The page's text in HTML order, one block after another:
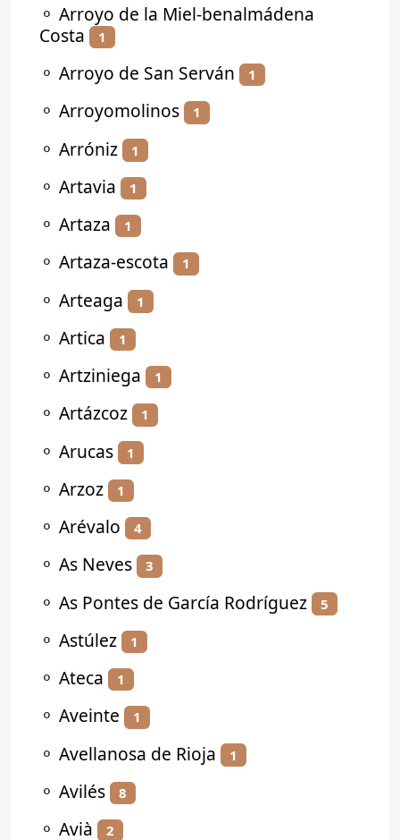
⚬ Arroyo de la Miel-benalmádena
Costa
1
⚬ Arroyo de San Serván 1
⚬ Arroyomolinos 1
⚬ Arróniz 1
⚬ Artavia 1
⚬ Artaza 1
⚬ Artaza-escota 1
⚬ Arteaga 1
⚬ Artica 1
⚬ Artziniega 1
⚬ Artázcoz 1
⚬ Arucas 1
⚬ Arzoz 1
⚬ Arévalo 4
⚬ As Neves 3
⚬ As Pontes de García Rodríguez 5
⚬ Astúlez 1
⚬ Ateca 1
⚬ Aveinte 1
⚬ Avellanosa de Rioja 1
⚬ Avilés 8
⚬ Avià 2